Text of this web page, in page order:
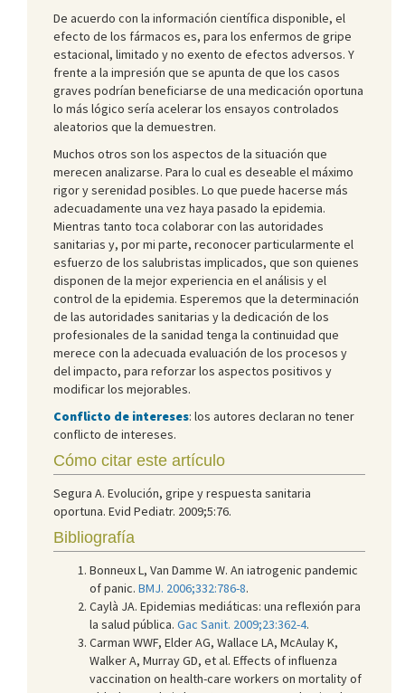
De acuerdo con la información científica disponible, el
efecto de los fármacos es, para los enfermos de gripe
estacional, limitado y no exento de efectos adversos. Y
frente a la impresión que se apunta de que los casos
graves podrían beneficiarse de una medicación oportuna
lo más lógico sería acelerar los ensayos controlados
aleatorios que la demuestren.
Muchos otros son los aspectos de la situación que
merecen analizarse. Para lo cual es deseable el máximo
rigor y serenidad posibles. Lo que puede hacerse más
adecuadamente una vez haya pasado la epidemia.
Mientras tanto toca colaborar con las autoridades
sanitarias y, por mi parte, reconocer particularmente el
esfuerzo de los salubristas implicados, que son quienes
disponen de la mejor experiencia en el análisis y el
control de la epidemia. Esperemos que la determinación
de las autoridades sanitarias y la dedicación de los
profesionales de la sanidad tenga la continuidad que
merece con la adecuada evaluación de los procesos y
del impacto, para reforzar los aspectos positivos y
modificar los mejorables.
Conflicto de intereses: los autores declaran no tener
conflicto de intereses.
Cómo citar este artículo
Segura A. Evolución, gripe y respuesta sanitaria
oportuna. Evid Pediatr. 2009;5:76.
Bibliografía
Bonneux L, Van Damme W. An iatrogenic pandemic
of panic. BMJ. 2006;332:786-8.
Caylà JA. Epidemias mediáticas: una reflexión para
la salud pública. Gac Sanit. 2009;23:362-4.
Carman WWF, Elder AG, Wallace LA, McAulay K,
Walker A, Murray GD, et al. Effects of influenza
vaccination on health-care workers on mortality of